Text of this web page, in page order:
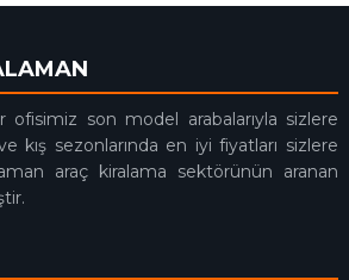
ofisimiz son model arabalarıyla sizlere
kış sezonlarında en iyi fiyatları sizlere
araç kiralama sektörünün aranan